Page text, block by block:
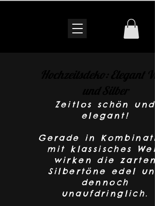
Zeitlos schön und
elegant!
Gerade in
mit klassisches
wirken die zarten
Silbertöne edel
dennoch
unaufdringlich.